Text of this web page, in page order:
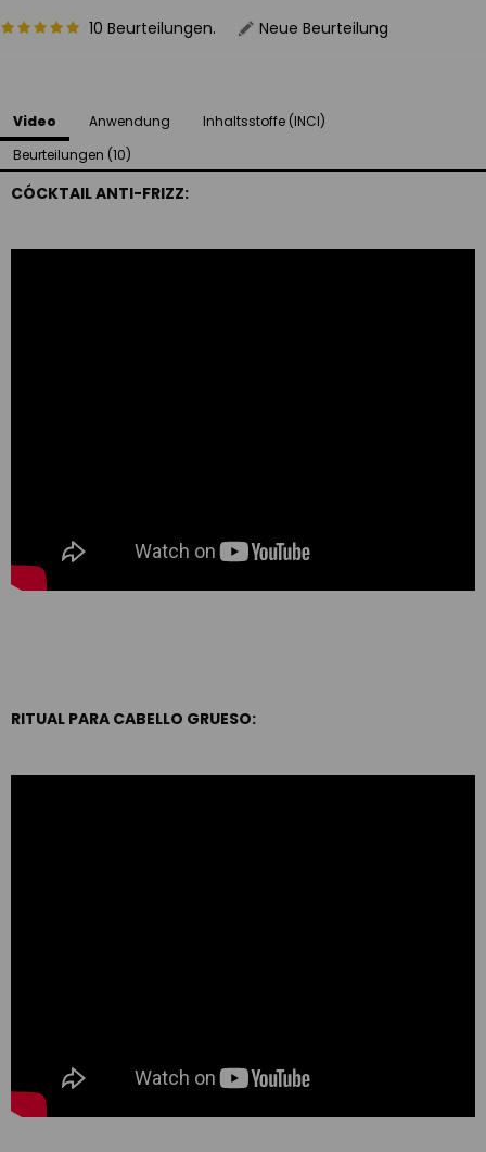
10 Beurteilungen. Neue Beurteilung
Video Anwendung
Inhaltsstoffe (INCI)
Beurteilungen (10)
CÓCKTAIL ANTI-FRIZZ:
RITUAL PARA CABELLO GRUESO: